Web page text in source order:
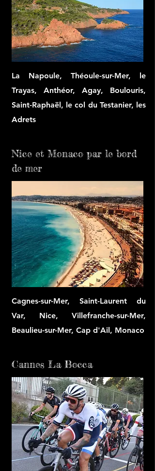
La Napoule, Théoule-sur-Mer, le
Trayas, Anthéor, Agay, Boulouris,
Saint-Raphaël, le col du Testanier, les
Adrets
Nice et Monaco par le bord
de mer
Cagnes-sur-Mer, Saint-Laurent du
Var, Nice, Villefranche-sur-Mer,
Beaulieu-sur-Mer, Cap d'Ail, Monaco
Cannes La Bocca